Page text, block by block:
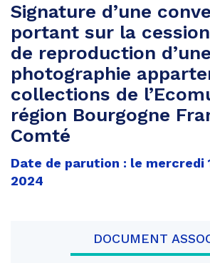
Signature d’une
portant sur la
de reproduction d’une
photographie
collections de
région Bourgogne
Comté
Date de parution : le mercredi
2024
DOCUMENT